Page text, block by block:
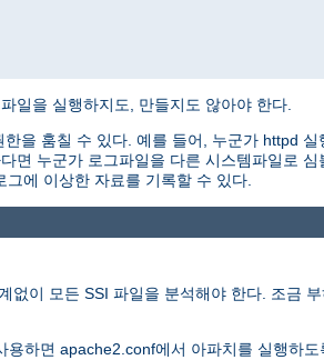
일을 실행하지도, 만들지도 않아야 한다.
을 훔칠 수 있다. 예를 들어, 누군가 httpd 실
누군가 로그파일을 다른 시스템파일로
에 이상한 자료를 기록할 수 있다.
이 모든 SSI 파일을 분석해야 한다. 조금
하면 apache2.conf에서 아파치를 실행하